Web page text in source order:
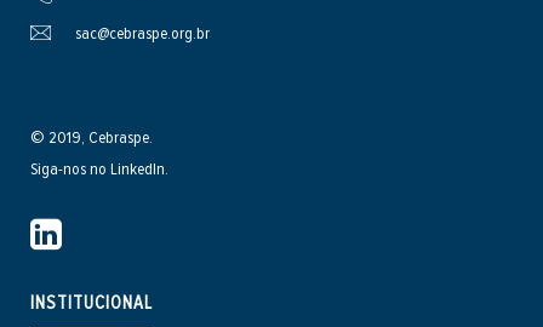
sac@cebraspe.org.br
© 2019, Cebraspe.
Siga-nos no LinkedIn.
INSTITUCIONAL